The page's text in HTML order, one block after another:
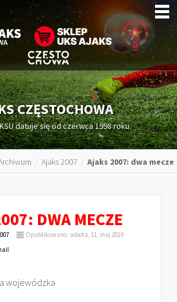
CZĘSTOCHOWA
datuje się od czerwca 1998 roku.
/ Ajaks 2007 / Ajaks 2007: dwa mecze
DWA MECZE
Opublikowano: sobota, 11, maj 2019
wojewódzka